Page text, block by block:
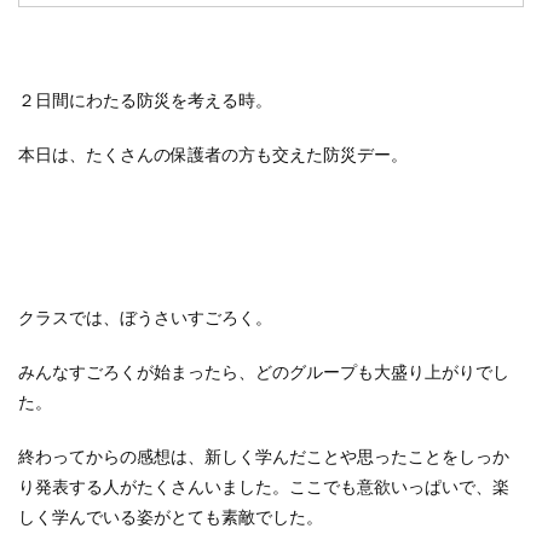
２日間にわたる防災を考える時。
本日は、たくさんの保護者の方も交えた防災デー。
クラスでは、ぼうさいすごろく。
みんなすごろくが始まったら、どのグループも大盛り上がりでし
た。
終わってからの感想は、新しく学んだことや思ったことをしっか
り発表する人がたくさんいました。ここでも意欲いっぱいで、楽
しく学んでいる姿がとても素敵でした。